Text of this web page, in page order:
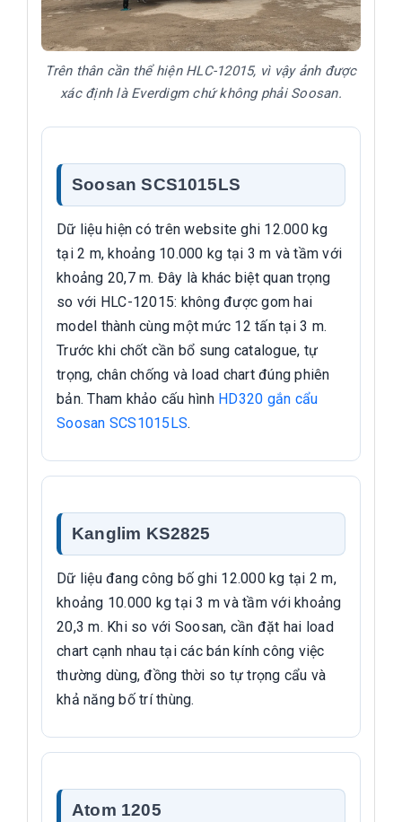
Trên thân cần thể hiện HLC-12015, vì vậy ảnh được
xác định là Everdigm chứ không phải Soosan.
Soosan SCS1015LS
Dữ liệu hiện có trên website ghi 12.000 kg
tại 2 m, khoảng 10.000 kg tại 3 m và tầm với
khoảng 20,7 m. Đây là khác biệt quan trọng
so với HLC-12015: không được gom hai
model thành cùng một mức 12 tấn tại 3 m.
Trước khi chốt cần bổ sung catalogue, tự
trọng, chân chống và load chart đúng phiên
bản. Tham khảo cấu hình HD320 gắn cẩu
Soosan SCS1015LS.
Kanglim KS2825
Dữ liệu đang công bố ghi 12.000 kg tại 2 m,
khoảng 10.000 kg tại 3 m và tầm với khoảng
20,3 m. Khi so với Soosan, cần đặt hai load
chart cạnh nhau tại các bán kính công việc
thường dùng, đồng thời so tự trọng cẩu và
khả năng bố trí thùng.
Atom 1205